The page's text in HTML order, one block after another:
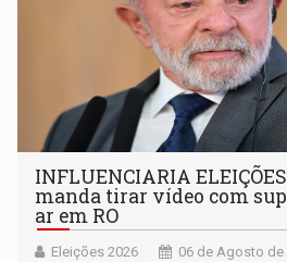
INFLUENCIARIA
manda tirar vídeo com
ar em RO
Eleições 2026 06 de Agosto de